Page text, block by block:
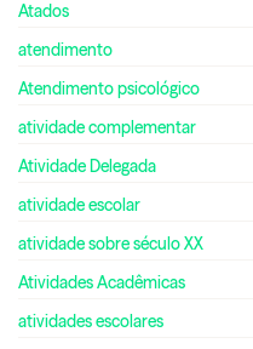
Atados
atendimento
Atendimento psicológico
atividade complementar
Atividade Delegada
atividade escolar
atividade sobre século XX
Atividades Acadêmicas
atividades escolares